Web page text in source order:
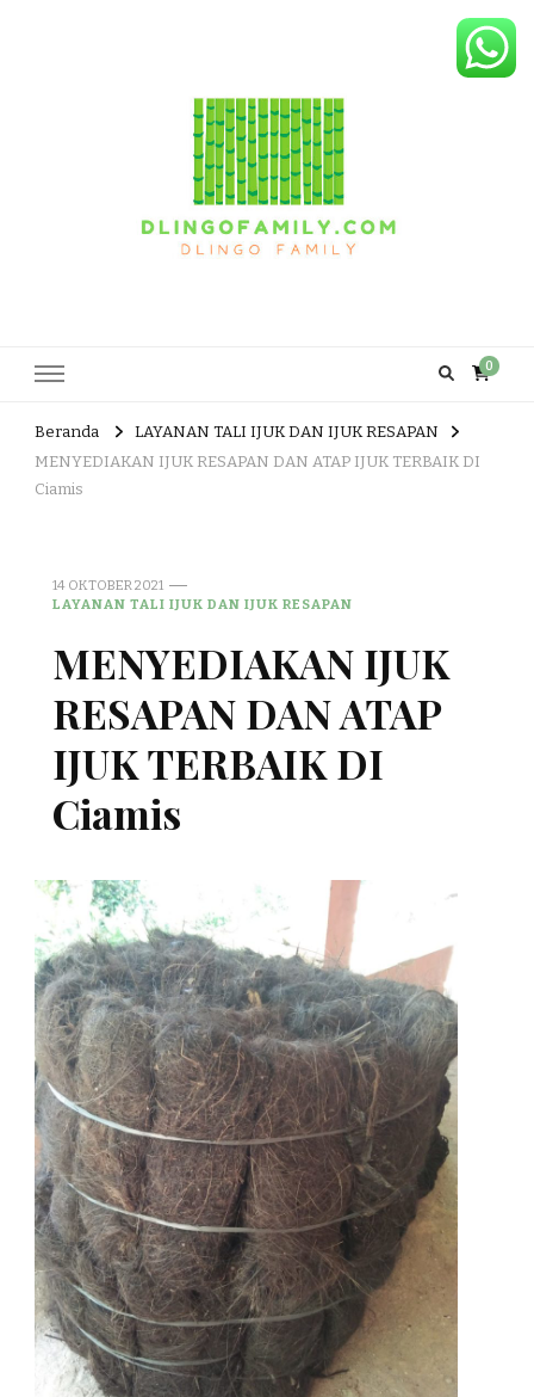
0
Beranda
LAYANAN TALI IJUK DAN IJUK RESAPAN
MENYEDIAKAN IJUK RESAPAN DAN ATAP IJUK TERBAIK DI
Ciamis
14 OKTOBER 2021
LAYANAN TALI IJUK DAN IJUK RESAPAN
MENYEDIAKAN IJUK
RESAPAN DAN ATAP
IJUK TERBAIK DI
Ciamis